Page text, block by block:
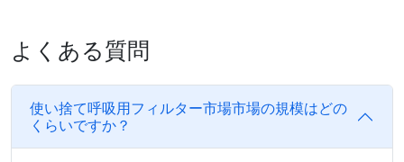
よくある質問
使い捨て呼吸用フィルター市場市場の規模はどの
くらいですか？